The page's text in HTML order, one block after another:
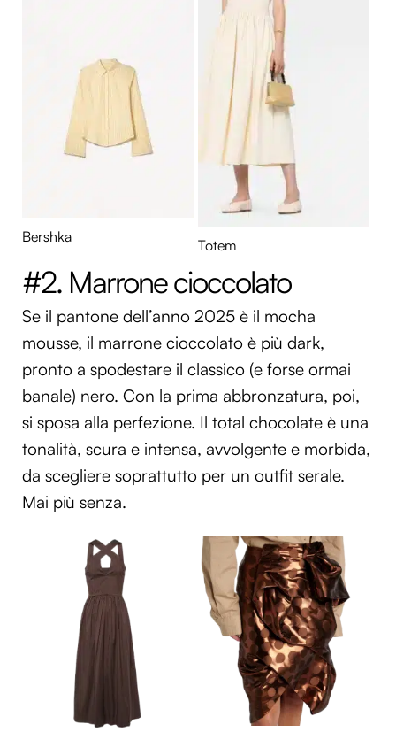
Bershka Totem
#2. Marrone cioccolato
Se il pantone dell’anno 2025 è il mocha
mousse, il marrone cioccolato è più dark,
pronto a spodestare il classico (e forse ormai
banale) nero. Con la prima abbronzatura, poi,
si sposa alla perfezione. Il total chocolate è una
tonalità, scura e intensa, avvolgente e morbida,
da scegliere soprattutto per un outfit serale.
Mai più senza.